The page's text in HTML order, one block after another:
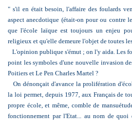
" s'il en était besoin, l'affaire des foulards
aspect anecdotique (était-on pour ou contre
que l'école laïque est toujours un enjeu
religieux et qu'elle demeure l'objet de toutes
L'opinion publique s'émut ; on l'y aida. Les
point les symboles d'une nouvelle invasion
Poitiers et Le Pen Charles Martel ?
On dénonçait d'avance la prolifération
la loi permet, depuis 1977, aux Français de
propre école, et même, comble de
fonctionnement par l'Etat... au nom de